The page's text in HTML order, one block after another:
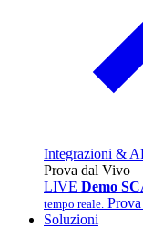
Integrazioni &
Prova dal Vivo
LIVE Demo
tempo reale.
Soluzioni